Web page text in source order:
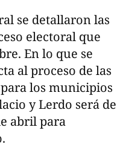
se detallaron las
electoral que
En lo que se
al proceso de las
los municipios
y Lerdo será de
abril para